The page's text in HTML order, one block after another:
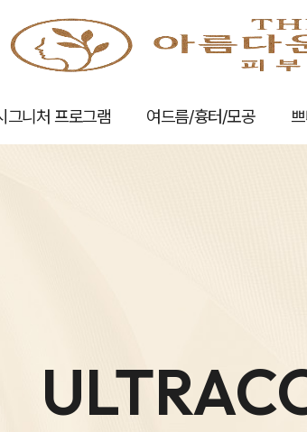
그니처 프로그램 여드름/흉터/모공